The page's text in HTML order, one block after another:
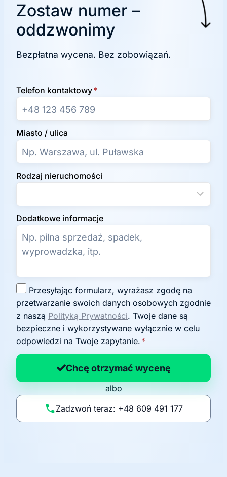
Zostaw numer –
oddzwonimy
Bezpłatna wycena. Bez zobowiązań.
Telefon kontaktowy*
Miasto / ulica
Rodzaj nieruchomości
Dodatkowe informacje
g
o
d
a
n
p
li
t
przetwarzanie swoich danych osobowych zgodnie
z naszą Polityką Prywatności. Twoje dane są
bezpieczne i wykorzystywane wyłącznie w celu
odpowiedzi na Twoje zapytanie. *
Chcę otrzymać wycenę
albo
Zadzwoń teraz: +48 609 491 177